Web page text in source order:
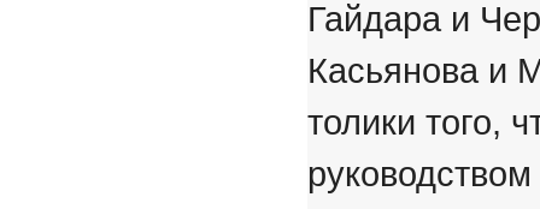
Гайдара и
Касьянова и
толики того,